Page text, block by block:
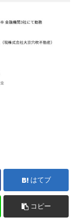
はてブ
コピー